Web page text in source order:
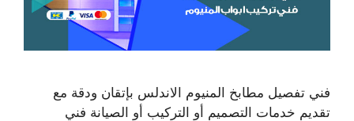
فني تفصيل مطابخ المنيوم الاندلس بإتقان ودقة مع
تقديم خدمات التصميم أو التركيب أو الصيانة فني